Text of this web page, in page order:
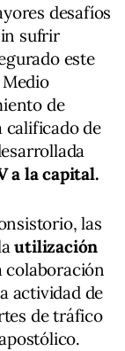
desafíos
sufrir
este
de
calificado de
a la capital.
las
utilización
colaboración
actividad de
de tráfico